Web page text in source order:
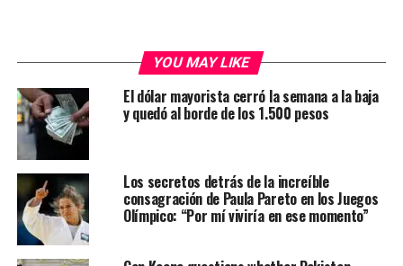
YOU MAY LIKE
El dólar mayorista cerró la semana a la baja
y quedó al borde de los 1.500 pesos
Los secretos detrás de la increíble
consagración de Paula Pareto en los Juegos
Olímpico: “Por mí viviría en ese momento”